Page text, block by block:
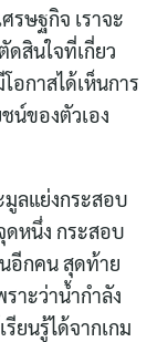
รษฐกิจ เราจะ
สินใจที่เกี่ยว
อกาสได้เห็นการ
น์ของตัวเอง
มูลแย่งกระสอบ
ดหนึ่ง กระสอบ
อีกคน สุดท้าย
าะว่าน้ำกำลัง
ยนรู้ได้จากเกม